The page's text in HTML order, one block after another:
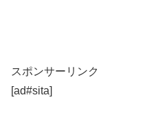
スポンサーリンク
[ad#sita]